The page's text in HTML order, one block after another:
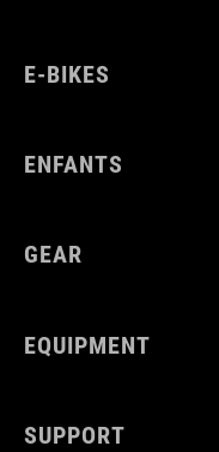
E-BIKES
ENFANTS
GEAR
EQUIPMENT
SUPPORT